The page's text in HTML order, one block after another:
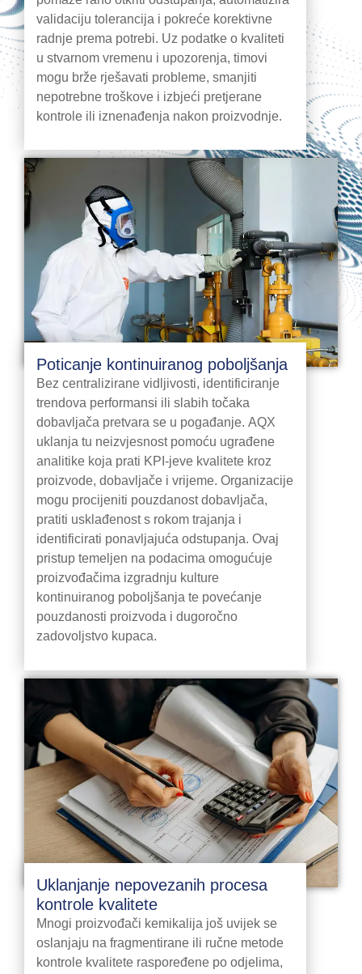
validaciju tolerancija i pokreće korektivne
radnje prema potrebi. Uz podatke o kvaliteti
u stvarnom vremenu i upozorenja, timovi
mogu brže rješavati probleme, smanjiti
nepotrebne troškove i izbjeći pretjerane
kontrole ili iznenađenja nakon proizvodnje.
Poticanje kontinuiranog poboljšanja
Bez centralizirane vidljivosti, identificiranje
trendova performansi ili slabih točaka
dobavljača pretvara se u pogađanje. AQX
uklanja tu neizvjesnost pomoću ugrađene
analitike koja prati KPI-jeve kvalitete kroz
proizvode, dobavljače i vrijeme. Organizacije
mogu procijeniti pouzdanost dobavljača,
pratiti usklađenost s rokom trajanja i
identificirati ponavljajuća odstupanja. Ovaj
pristup temeljen na podacima omogućuje
proizvođačima izgradnju kulture
kontinuiranog poboljšanja te povećanje
pouzdanosti proizvoda i dugoročno
zadovoljstvo kupaca.
Uklanjanje nepovezanih procesa
kontrole kvalitete
Mnogi proizvođači kemikalija još uvijek se
oslanjaju na fragmentirane ili ručne metode
kontrole kvalitete raspoređene po odjelima,